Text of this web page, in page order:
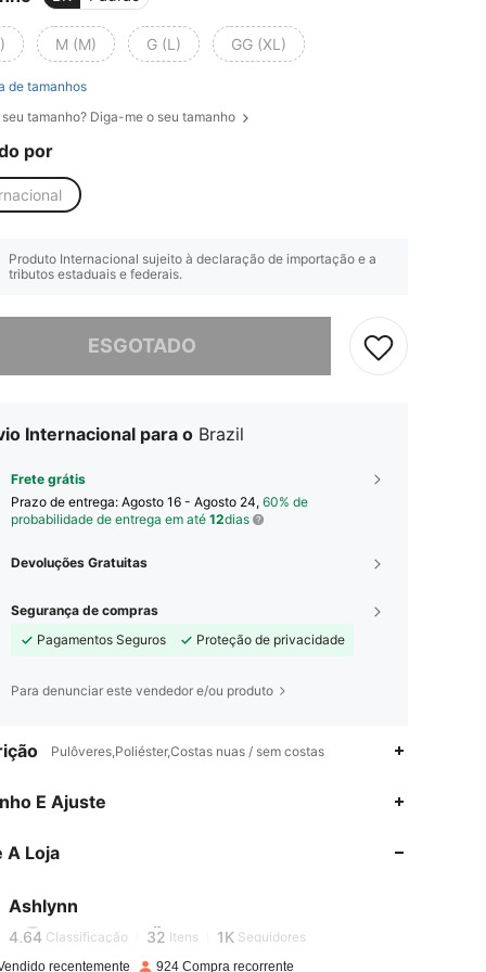
M (M) G (L) GG (XL)
de tamanhos
tamanho? Diga-me o seu tamanho
por
Produto Internacional sujeito à declaração de importação e a
tributos estaduais e federais.
ESGOTADO
Internacional para o Brazil
Frete grátis
Prazo de entrega: Agosto 16 - Agosto 24, 60% de
probabilidade de entrega em até 12dias
Devoluções Gratuitas
Segurança de compras
Pagamentos Seguros
Proteção de privacidade
Para denunciar este vendedor e/ou produto
Pulôveres,Poliéster,Costas nuas / sem costas
E Ajuste
A Loja
Ashlynn
4,64
d***l
4,64 Classificação 32 Itens 1K Seguidores
recentemente 924 Compra recorrente